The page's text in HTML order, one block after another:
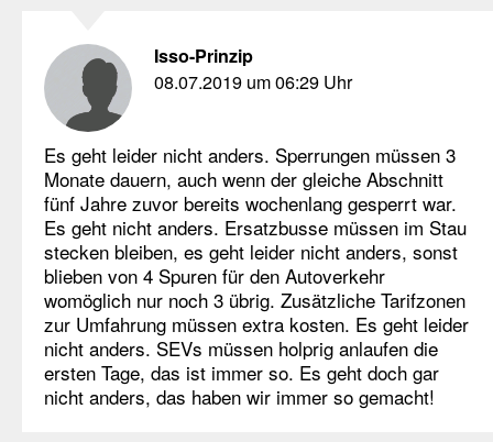
Isso-Prinzip
08.07.2019 um 06:29 Uhr
Es geht leider nicht anders. Sperrungen müssen 3
Monate dauern, auch wenn der gleiche Abschnitt
fünf Jahre zuvor bereits wochenlang gesperrt war.
Es geht nicht anders. Ersatzbusse müssen im Stau
stecken bleiben, es geht leider nicht anders, sonst
blieben von 4 Spuren für den Autoverkehr
womöglich nur noch 3 übrig. Zusätzliche Tarifzonen
zur Umfahrung müssen extra kosten. Es geht leider
nicht anders. SEVs müssen holprig anlaufen die
ersten Tage, das ist immer so. Es geht doch gar
nicht anders, das haben wir immer so gemacht!